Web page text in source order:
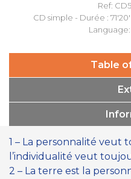
Ref:
CD simple - Durée :
Table
1 – La personnalité veut
l’individualité veut
2 – La terre est la